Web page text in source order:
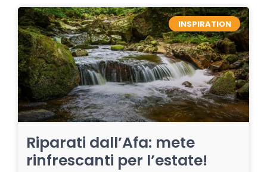
INSPIRATION
Riparati dall’Afa: mete
rinfrescanti per l’estate!